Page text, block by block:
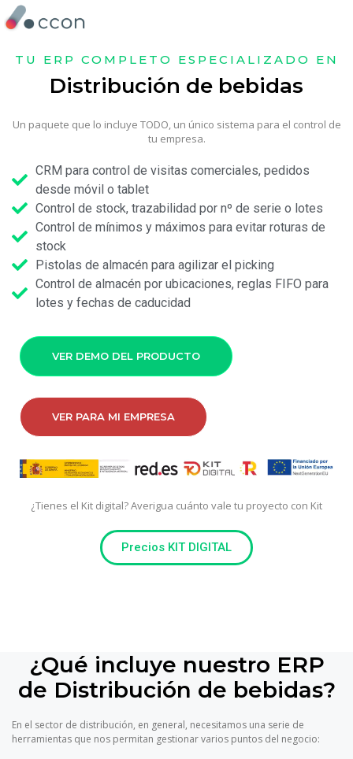
TU ERP COMPLETO ESPECIALIZADO EN
Distribución de bebidas
Un paquete que lo incluye TODO, un único sistema para el control de
tu empresa.
CRM para control de visitas comerciales, pedidos
desde móvil o tablet
Control de stock, trazabilidad por nº de serie o lotes
Control de mínimos y máximos para evitar roturas de
stock
Pistolas de almacén para agilizar el picking
Control de almacén por ubicaciones, reglas FIFO para
lotes y fechas de caducidad
VER DEMO DEL PRODUCTO
VER PARA MI EMPRESA
¿Tienes el Kit digital? Averigua cuánto vale tu proyecto con Kit
Precios KIT DIGITAL
¿Qué incluye nuestro ERP
de Distribución de bebidas?
En el sector de distribución, en general, necesitamos una serie de
herramientas que nos permitan gestionar varios puntos del negocio: